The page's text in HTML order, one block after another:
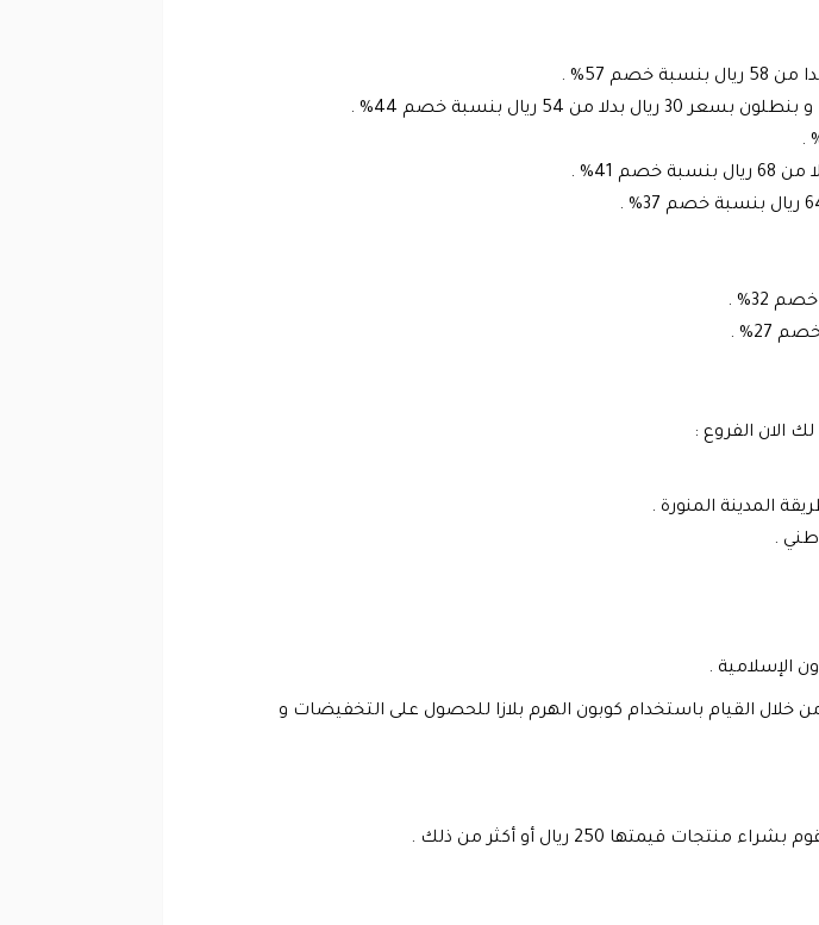
ريال بنسبة خصم 44% .
الان الفروع :
المدينة المنورة .
الإسلامية .
خلال القيام باستخدام كوبون الهرم بلازا للحصول على التخفيضات و
250 ريال أو أكثر من ذلك .